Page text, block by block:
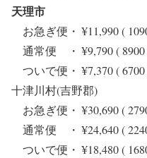
天理市
お急ぎ便・ ¥11,990 (
通常便 ・ ¥9,790 (
ついで便・ ¥7,370 (
十津川村(吉野郡)
お急ぎ便・ ¥30,690 (
通常便 ・ ¥24,640 (
ついで便・ ¥18,480 (